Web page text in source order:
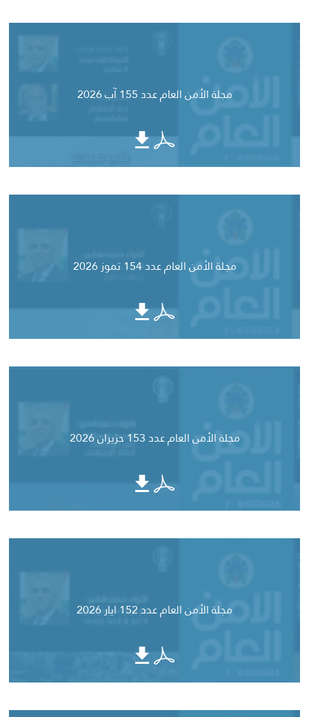
مجلة الأمن العام عدد 155 آب 2026
مجلة الأمن العام عدد 154 تموز 2026
مجلة الأمن العام عدد 153 حزيران 2026
مجلة الأمن العام عدد 152 ايار 2026